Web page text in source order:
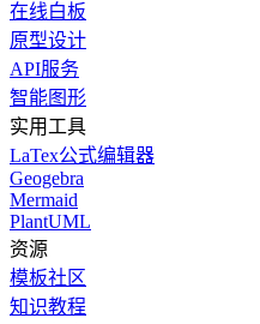
在线白板
原型设计
API服务
智能图形
实用工具
LaTex公式编辑器
Geogebra
Mermaid
PlantUML
资源
模板社区
知识教程